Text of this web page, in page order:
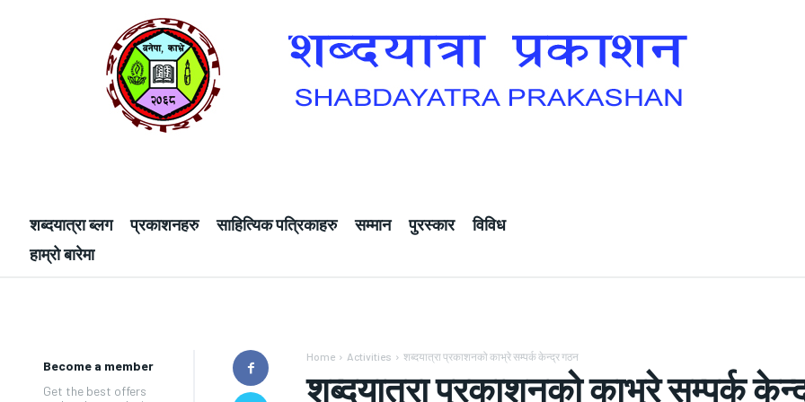
शब्दयात्रा ब्लग प्रकाशनहरु साहित्यिक पत्रिकाहरु सम्मान पुरस्कार
विविध
हाम्रो बारेमा
Become a member
Get the best offers
Home Activities शब्दयात्रा प्रकाशनको काभ्रे सम्पर्क केन्द्र गठन
शब्दयात्रा प्रकाशनको काभ्रे सम्पर्क